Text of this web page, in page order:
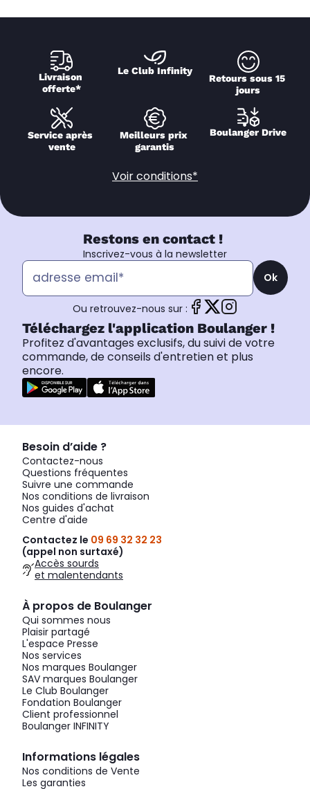
Livraison
offerte*
Le Club Infinity
Retours sous 15
jours
Service après
vente
Meilleurs prix
garantis
Boulanger Drive
Voir conditions*
Restons en contact !
Inscrivez-vous à la newsletter
Ok
Ou retrouvez-nous sur :
Téléchargez l'application Boulanger !
Profitez d'avantages exclusifs, du suivi de votre
commande, de conseils d'entretien et plus
encore.
Besoin d’aide ?
Contactez-nous
Questions fréquentes
Suivre une commande
Nos conditions de livraison
Nos guides d'achat
Centre d'aide
Contactez le 09 69 32 32 23
(appel non surtaxé)
Accès sourds
et malentendants
À propos de Boulanger
Qui sommes nous
Plaisir partagé
L'espace Presse
Nos services
Nos marques Boulanger
SAV marques Boulanger
Le Club Boulanger
Fondation Boulanger
Client professionnel
Boulanger INFINITY
Informations légales
Nos conditions de Vente
Les garanties